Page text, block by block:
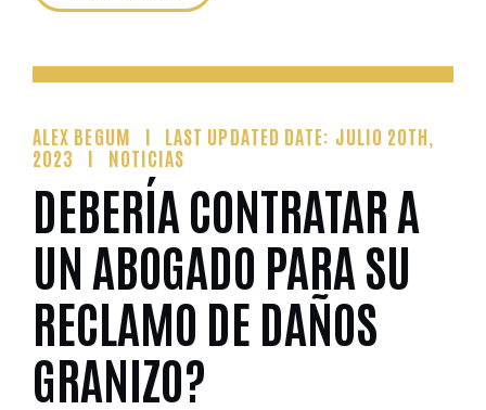
ALEX BEGUM
LAST UPDATED DATE: JULIO 20TH,
2023
NOTICIAS
DEBERÍA CONTRATAR A
UN ABOGADO PARA SU
RECLAMO DE DAÑOS
GRANIZO?